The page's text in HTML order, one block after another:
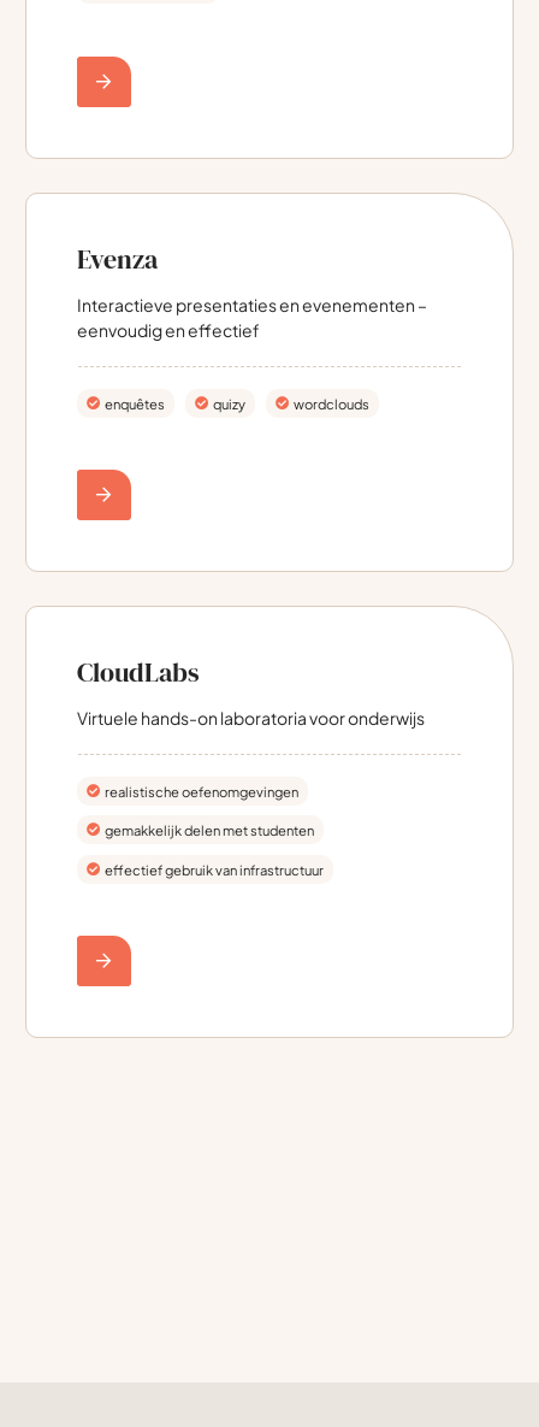
Evenza
Interactieve presentaties en evenementen –
eenvoudig en effectief
enquêtes quizy wordclouds
CloudLabs
Virtuele hands-on laboratoria voor onderwijs
realistische oefenomgevingen
gemakkelijk delen met studenten
effectief gebruik van infrastructuur